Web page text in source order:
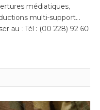
médiatiques,
multi-support…
au : Tél : (00 228) 92 60